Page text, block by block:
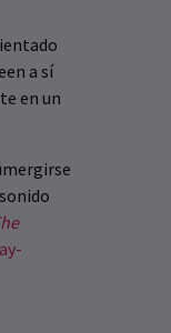
a sí
en un